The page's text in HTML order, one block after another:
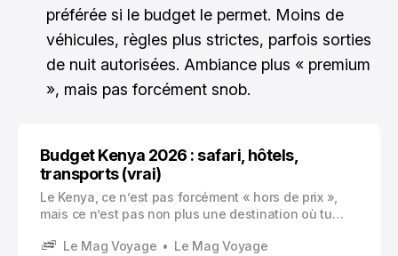
préférée si le budget le permet. Moins de
véhicules, règles plus strictes, parfois sorties
de nuit autorisées. Ambiance plus « premium
», mais pas forcément snob.
Budget Kenya 2026 : safari, hôtels,
transports (vrai)
Le Kenya, ce n’est pas forcément « hors de prix »,
mais ce n’est pas non plus une destination où tu
coût dépend énormément de deux choses : ton
Le Mag Voyage Le Mag Voyage